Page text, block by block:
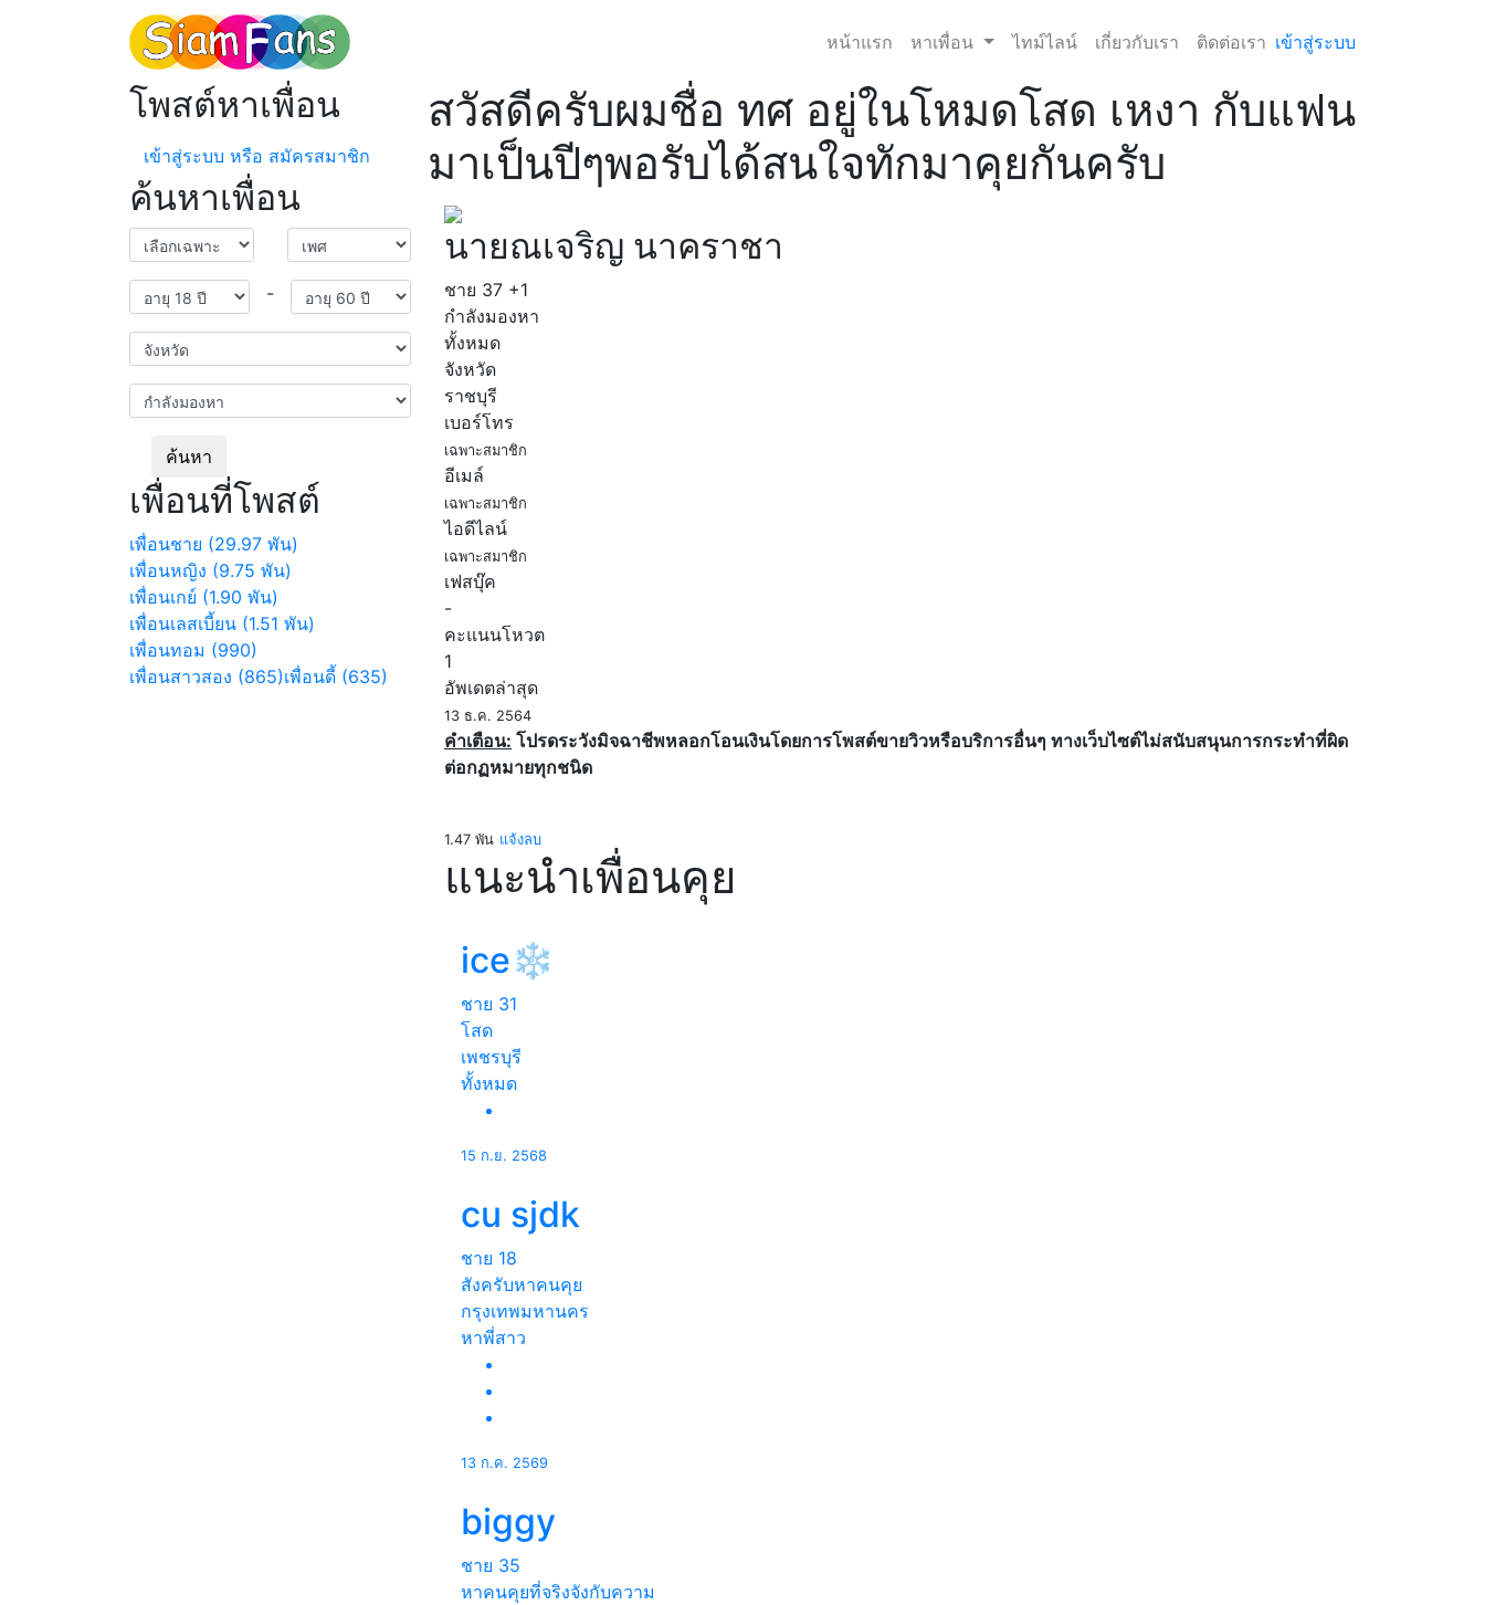
หน้าแรก หาเพื่อน ไทม์ไลน์ เกี่ยวกับเรา ติดต่อเรา เข้าสู่ระบบ
โพสต์หาเพื่อน
เข้าสู่ระบบ หรือ สมัครสมาชิก
ค้นหาเพื่อน
-
ค้นหา
เพื่อนที่โพสต์
เพื่อนชาย (29.97 พัน)
เพื่อนหญิง (9.75 พัน)
เพื่อนเกย์ (1.90 พัน)
เพื่อนเลสเบี้ยน (1.51 พัน)
เพื่อนทอม (990)
เพื่อนสาวสอง (865)เพื่อนดี้ (635)
สวัสดีครับผมชื่อ ทศ อยู่ในโหมดโสด เหงา กับแฟน
มาเป็นปีๆพอรับได้สนใจทักมาคุยกันครับ
นายณเจริญ นาคราชา
ชาย 37 +1
กำลังมองหา
ทั้งหมด
จังหวัด
ราชบุรี
เบอร์โทร
เฉพาะสมาชิก
อีเมล์
เฉพาะสมาชิก
ไอดีไลน์
เฉพาะสมาชิก
เฟสบุ๊ค
-
คะแนนโหวต
1
อัพเดตล่าสุด
13 ธ.ค. 2564
คำเตือน: โปรดระวังมิจฉาชีพหลอกโอนเงินโดยการโพสต์ขายวิวหรือบริการอื่นๆ ทางเว็บไซต์ไม่สนับสนุนการกระทำที่ผิด
ต่อกฏหมายทุกชนิด
1.47 พัน แจ้งลบ
แนะนำเพื่อนคุย
ice❄️
ชาย 31
โสด
เพชรบุรี
ทั้งหมด
15 ก.ย. 2568
cu sjdk
ชาย 18
สังครับหาคนคุย
กรุงเทพมหานคร
หาพี่สาว
13 ก.ค. 2569
biggy
ชาย 35
หาคนคุยที่จริงจังกับความ